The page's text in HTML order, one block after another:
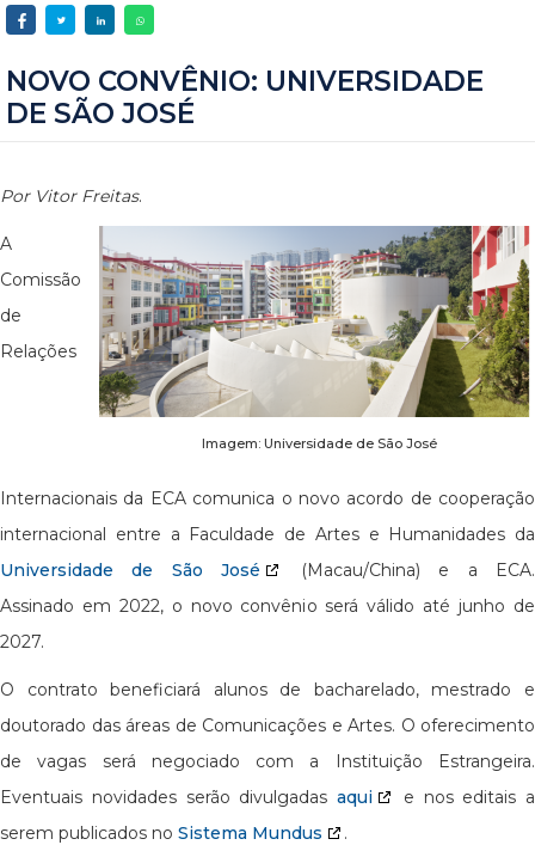
NOVO CONVÊNIO: UNIVERSIDADE
DE SÃO JOSÉ
Por Vitor Freitas.
Imagem: Universidade de São José
A
Comissão
de
Relações
Internacionais da ECA comunica o novo acordo de cooperação
internacional entre a Faculdade de Artes e Humanidades da
Universidade de São José
(Macau/China) e a ECA.
Assinado em 2022, o novo convênio será válido até junho de
2027.
O contrato beneficiará alunos de bacharelado, mestrado e
doutorado das áreas de Comunicações e Artes. O oferecimento
de vagas será negociado com a Instituição Estrangeira.
Eventuais novidades serão divulgadas aqui
e nos editais a
serem publicados no Sistema Mundus .